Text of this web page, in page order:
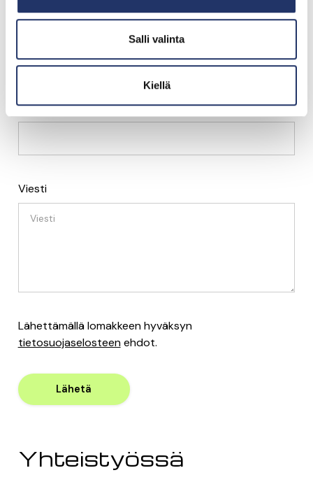
Salli valinta
Kiellä
Puhelin
Sähköposti
Viesti
Lähettämällä lomakkeen hyväksyn
tietosuojaselosteenehdot.
Yhteistyössä